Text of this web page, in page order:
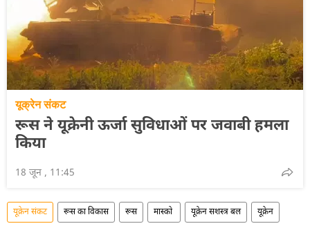
यूक्रेन संकट
रूस ने यूक्रेनी ऊर्जा सुविधाओं पर जवाबी हमला
किया
18 जून , 11:45
यूक्रेन संकट रूस का विकास रूस मास्को यूक्रेन सशस्त्र बल यूक्रेन